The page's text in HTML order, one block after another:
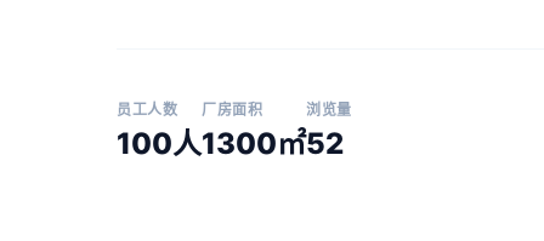
员工人数
100人
厂房面积
1300㎡
浏览量
52